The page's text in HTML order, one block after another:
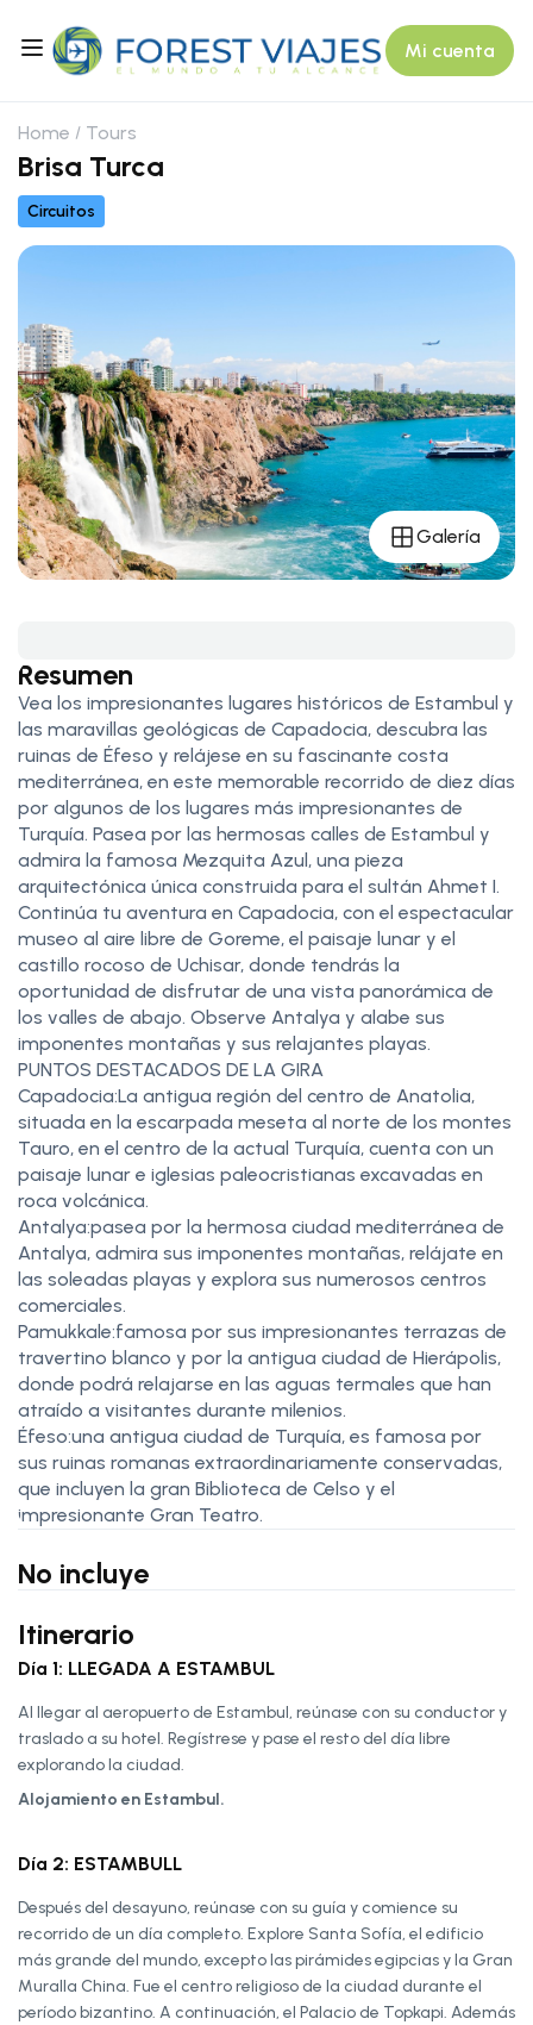
Mi cuenta
Home Tours
Brisa Turca
Circuitos
Galería
Resumen
Vea los impresionantes lugares históricos de Estambul y
las maravillas geológicas de Capadocia, descubra las
ruinas de Éfeso y relájese en su fascinante costa
mediterránea, en este memorable recorrido de diez días
por algunos de los lugares más impresionantes de
Turquía. Pasea por las hermosas calles de Estambul y
admira la famosa Mezquita Azul, una pieza
arquitectónica única construida para el sultán Ahmet I.
Continúa tu aventura en Capadocia, con el espectacular
museo al aire libre de Goreme, el paisaje lunar y el
castillo rocoso de Uchisar, donde tendrás la
oportunidad de disfrutar de una vista panorámica de
los valles de abajo. Observe Antalya y alabe sus
imponentes montañas y sus relajantes playas.
PUNTOS DESTACADOS DE LA GIRA
Capadocia:La antigua región del centro de Anatolia,
situada en la escarpada meseta al norte de los montes
Tauro, en el centro de la actual Turquía, cuenta con un
paisaje lunar e iglesias paleocristianas excavadas en
roca volcánica.
Antalya:pasea por la hermosa ciudad mediterránea de
Antalya, admira sus imponentes montañas, relájate en
las soleadas playas y explora sus numerosos centros
comerciales.
Pamukkale:famosa por sus impresionantes terrazas de
travertino blanco y por la antigua ciudad de Hierápolis,
donde podrá relajarse en las aguas termales que han
atraído a visitantes durante milenios.
Éfeso:una antigua ciudad de Turquía, es famosa por
sus ruinas romanas extraordinariamente conservadas,
que incluyen la gran Biblioteca de Celso y el
impresionante Gran Teatro.
No incluye
Itinerario
Día 1: LLEGADA A ESTAMBUL
Al llegar al aeropuerto de Estambul, reúnase con su conductor y
traslado a su hotel. Regístrese y pase el resto del día libre
explorando la ciudad.
Alojamiento en Estambul.
Día 2: ESTAMBULL
Después del desayuno, reúnase con su guía y comience su
recorrido de un día completo. Explore Santa Sofía, el edificio
más grande del mundo, excepto las pirámides egipcias y la Gran
Muralla China. Fue el centro religioso de la ciudad durante el
período bizantino. A continuación, el Palacio de Topkapi. Además